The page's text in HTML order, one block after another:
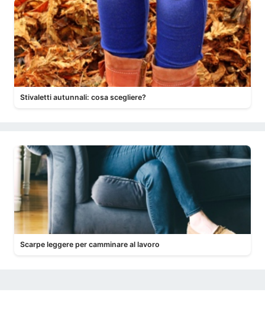
Stivaletti autunnali: cosa scegliere?
Scarpe leggere per camminare al lavoro